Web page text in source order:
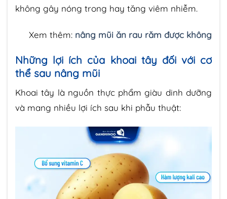
không gây nóng trong hay tăng viêm nhiễm.
Xem thêm: nâng mũi ăn rau răm được không
Những lợi ích của khoai tây đối với cơ
thể sau nâng mũi
Khoai tây là nguồn thực phẩm giàu dinh dưỡng
và mang nhiều lợi ích sau khi phẫu thuật: